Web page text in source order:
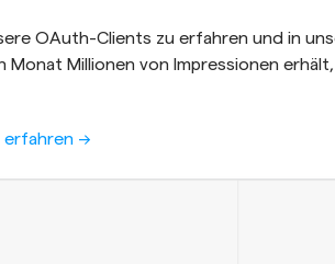
OAuth-Clients zu erfahren und in
Monat Millionen von Impressionen
->